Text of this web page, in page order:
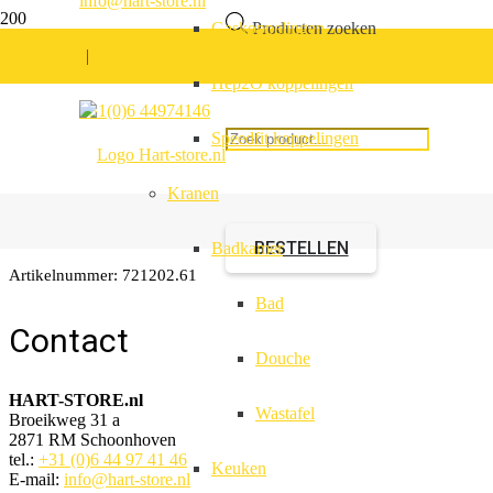
|
+31(0)6 44974146
Producten zoeken
BESTELLEN
Gaskoppelingen
Hep2O koppelingen
Speedfit koppelingen
Kranen
Badkamer
Bad
Douche
Wastafel
Keuken
Asstandaard 270mm
verzinkt
Artikelnummer: 721202.61
Contact
HART-STORE.nl
Broeikweg 31 a
2871 RM Schoonhoven
tel.: +31 (0)6 44 97 41 46
E-mail: info@hart-store.nl